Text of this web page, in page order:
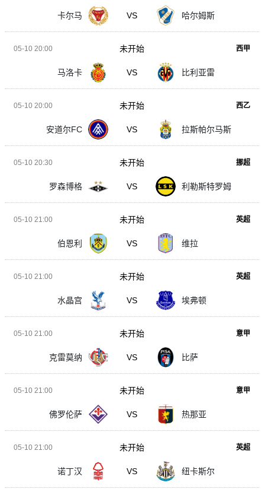
卡尔马 VS 哈尔姆斯
05-10 20:00 西甲
马洛卡 VS 比利亚雷
未开始
05-10 20:00 西乙
安道尔FC VS 拉斯帕尔马斯
未开始
05-10 20:30 挪超
罗森博格 VS 利勒斯特罗姆
未开始
05-10 21:00 英超
伯恩利 VS 维拉
未开始
05-10 21:00 英超
水晶宫 VS 埃弗顿
未开始
05-10 21:00 意甲
克雷莫纳 VS 比萨
未开始
05-10 21:00 意甲
佛罗伦萨 VS 热那亚
未开始
05-10 21:00 英超
诺丁汉 VS 纽卡斯尔
未开始